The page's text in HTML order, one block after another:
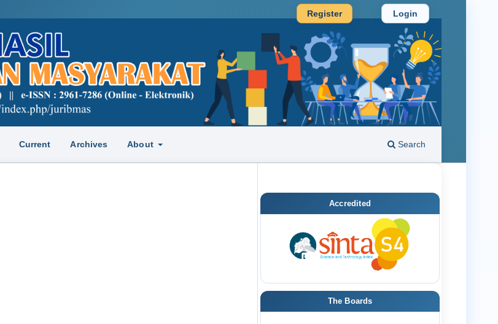
Current Archives About Search
Register Login
Accredited
The Boards